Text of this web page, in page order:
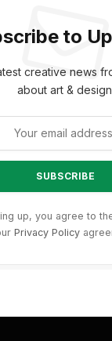
to
creative news
about art &
up, you agree to
Privacy Policy